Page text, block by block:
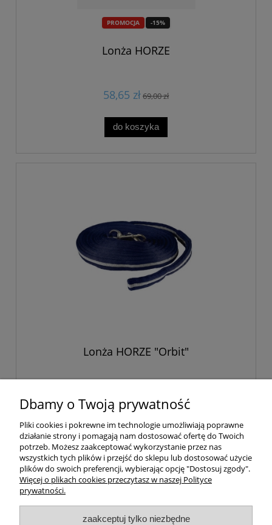
PROMOCJA -15%
Lonża HORZE
58,65 zł69,00 zł
do koszyka
Lonża HORZE "Orbit"
do koszyka
« 1 2 3 »
Twoje konto
Dbamy o Twoją prywatność
Pliki cookies i pokrewne im technologie umożliwiają poprawne
działanie strony i pomagają nam dostosować ofertę do Twoich
potrzeb. Możesz zaakceptować wykorzystanie przez nas
wszystkich tych plików i przejść do sklepu lub dostosować użycie
plików do swoich preferencji, wybierając opcję "Dostosuj zgody".
Więcej o plikach cookies przeczytasz w naszej Polityce
prywatności.
zaakceptuj tylko niezbędne